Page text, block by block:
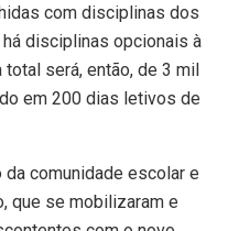
com disciplinas dos
disciplinas opcionais à
será, então, de 3 mil
em 200 dias letivos de
comunidade escolar e
que se mobilizaram e